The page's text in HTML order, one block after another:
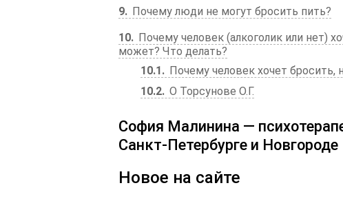
9
Почему люди не могут бросить пить?
10
Почему человек (алкоголик или нет)
может? Что делать?
10.1
Почему человек хочет
10.2 О Торсунове О.Г.
София Малинина —
Санкт-Петербурге и Новгороде
Новое на сайте